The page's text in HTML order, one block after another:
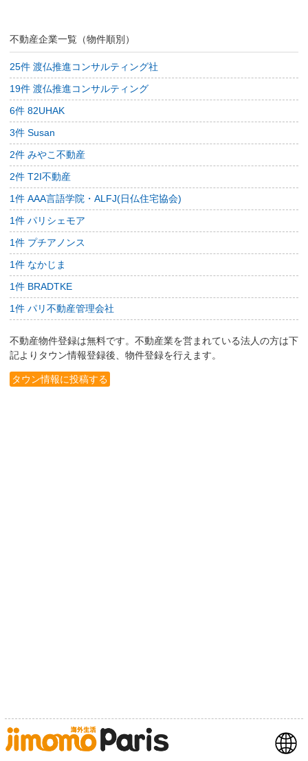
不動産企業一覧（物件順別）
25件 渡仏推進コンサルティング社
19件 渡仏推進コンサルティング
6件 82UHAK
3件 Susan
2件 みやこ不動産
2件 T2I不動産
1件 AAA言語学院・ALFJ(日仏住宅協会)
1件 パリシェモア
1件 プチアノンス
1件 なかじま
1件 BRADTKE
1件 パリ不動産管理会社
不動産物件登録は無料です。不動産業を営まれている法人の方は下
記よりタウン情報登録後、物件登録を行えます。
タウン情報に投稿する